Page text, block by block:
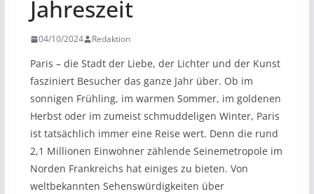
Jahreszeit
04/10/2024 Redaktion
Paris – die Stadt der Liebe, der Lichter und der Kunst
fasziniert Besucher das ganze Jahr über. Ob im
sonnigen Frühling, im warmen Sommer, im goldenen
Herbst oder im zumeist schmuddeligen Winter, Paris
ist tatsächlich immer eine Reise wert. Denn die rund
2,1 Millionen Einwohner zählende Seinemetropole im
Norden Frankreichs hat einiges zu bieten. Von
weltbekannten Sehenswürdigkeiten über